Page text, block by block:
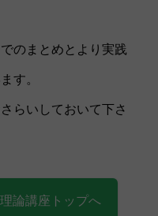
のまとめとより実践
す。
らいしておいて下さ
論講座トップへ